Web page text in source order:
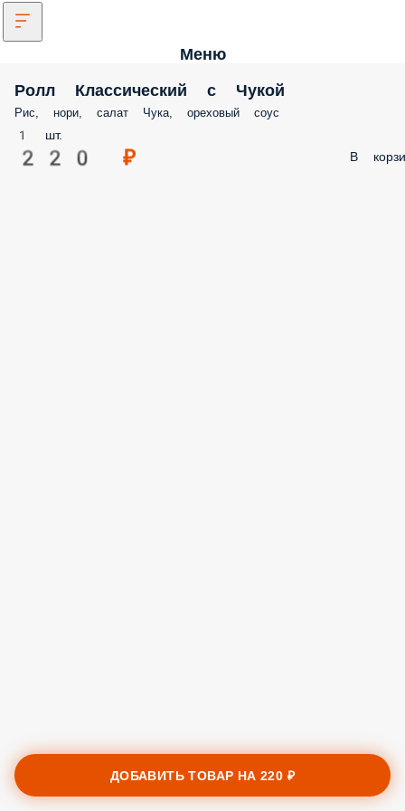
Меню
Ролл Классический с Чукой
Рис, нори, салат Чука, ореховый соус
1 шт.
220 ₽ В
ДОБАВИТЬ ТОВАР НА220 ₽